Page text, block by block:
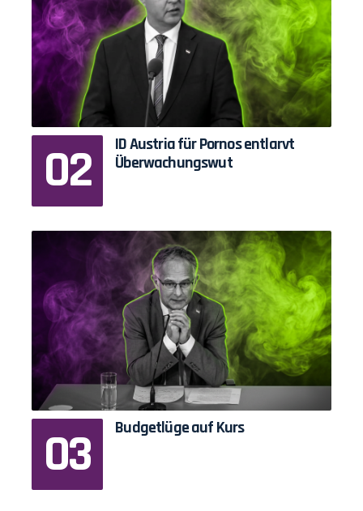
ID Austria für Pornos entlarvt
Überwachungswut
Budgetlüge auf Kurs